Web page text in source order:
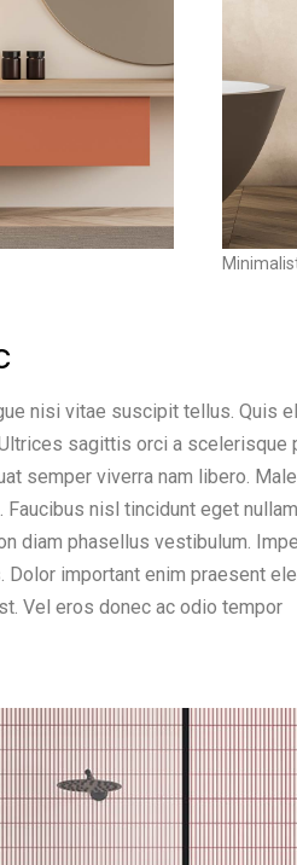
nisi vitae suscipit tellus. Quis
sagittis orci a scelerisque
semper viverra nam libero.
Faucibus nisl tincidunt eget
diam phasellus vestibulum.
important enim praesent
Vel eros donec ac odio tempor